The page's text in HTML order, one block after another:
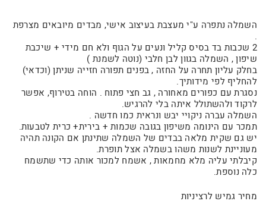
השמלה נתפרה ע"י מעצבת בעיצוב אישי, מבדים מיובאים מצרפת
.
2 שכבות בד בסיס קליל ונעים על הגוף ולא חם מידי + שיכבת
שיפון , השמלה בגוון לבן חלבי (נוטה לשמנת )
בחלק עליון תחרה על החזה , בפנים תפורה חזייה שניתן (וכדאי)
להחליף לפי מידותיך.
נסגרת עם כפורים מאחורה , גב חצי פתוח . הוחה בטירוף, אפשר
לרקוד ולהשתולל איתה בלי להרגיש.
השמלה עברה ניקויי יבש ונראית כמו חדשה .
תמכר עם הינומה משיפון בגובה שכמות + בירית+ כרית לטבעות.
יש גם שקית מלאה בבדים של השמלה שתינתן אם הקונה תהיה
מעוניינת לשנות משהו בשמלה אצל תופרת.
קיבלתי עליה מלא מחמאות , אשמח למכור אותה כדי שתשמח
כלה נוספת.
מחיר גמיש לרציניות